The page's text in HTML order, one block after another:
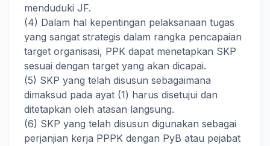
menduduki JF.
(4) Dalam hal kepentingan pelaksanaan tugas
yang sangat strategis dalam rangka pencapaian
target organisasi, PPK dapat menetapkan SKP
sesuai dengan target yang akan dicapai.
(5) SKP yang telah disusun sebagaimana
dimaksud pada ayat (1) harus disetujui dan
ditetapkan oleh atasan langsung.
(6) SKP yang telah disusun digunakan sebagai
perjanjian kerja PPPK dengan PyB atau pejabat